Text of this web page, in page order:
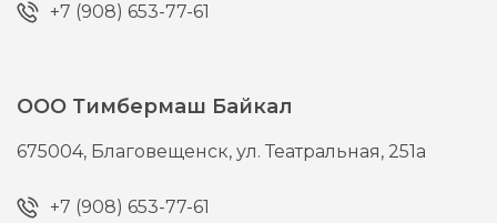
+7 (908) 653-77-61
ООО Тимбермаш Байкал
675004, Благовещенск,ул. Театральная, 251а
+7 (908) 653-77-61